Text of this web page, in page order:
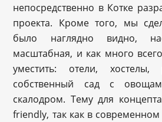
непосредственно в Котке
проекта. Кроме того, мы
было наглядно видно,
масштабная, и как много
уместить: отели, хостелы,
собственный сад с
скалодром. Тему для
friendly, так как в